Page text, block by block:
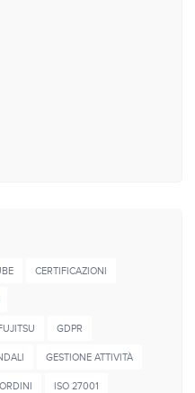
CERTIFICAZIONI
GDPR
GESTIONE ATTIVITÀ
ISO 27001